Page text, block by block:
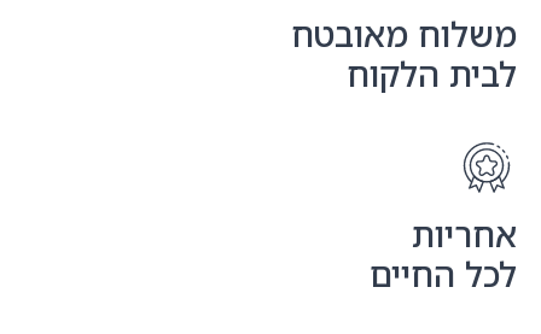
משלוח מאובטח
לבית הלקוח
אחריות
לכל החיים